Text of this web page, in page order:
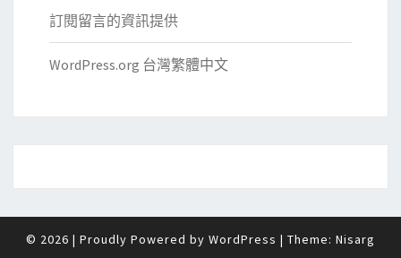
訂閱留言的資訊提供
WordPress.org 台灣繁體中文
© 2026 | Proudly Powered by WordPress | Theme: Nisarg